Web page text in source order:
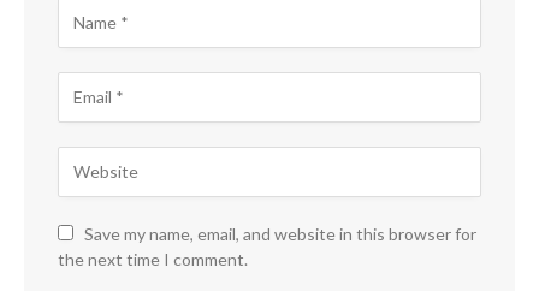
Save my name, email, and website in this browser for
the next time I comment.